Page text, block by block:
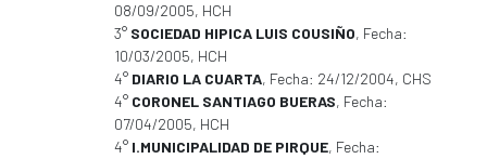
08/09/2005, HCH
3° SOCIEDAD HIPICA LUIS COUSIÑO, Fecha:
10/03/2005, HCH
4° DIARIO LA CUARTA, Fecha: 24/12/2004, CHS
4° CORONEL SANTIAGO BUERAS, Fecha:
07/04/2005, HCH
4° I.MUNICIPALIDAD DE PIRQUE, Fecha: